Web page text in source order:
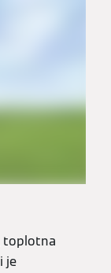
toplotna
je